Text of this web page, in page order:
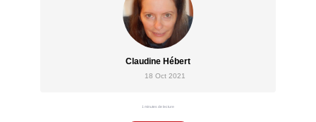
Claudine Hébert
18 Oct 2021
1 minutes de lecture